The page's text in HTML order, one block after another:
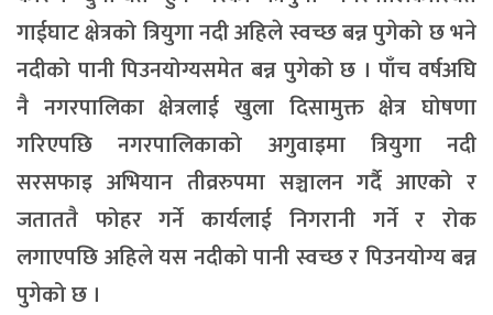
गाईघाट क्षेत्रको त्रियुगा नदी अहिले स्वच्छ बन्न पुगेको छ भने
नदीको पानी पिउनयोग्यसमेत बन्न पुगेको छ । पाँच वर्षअघि
नै नगरपालिका क्षेत्रलाई खुला दिसामुक्त क्षेत्र घोषणा
गरिएपछि नगरपालिकाको अगुवाइमा त्रियुगा नदी
सरसफाइ अभियान तीव्ररुपमा सञ्चालन गर्दै आएको र
जताततै फोहर गर्ने कार्यलाई निगरानी गर्ने र रोक
लगाएपछि अहिले यस नदीको पानी स्वच्छ र पिउनयोग्य बन्न
पुगेको छ ।